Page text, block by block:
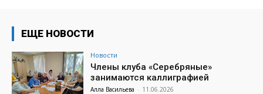
ЕЩЕ НОВОСТИ
Новости
Члены клуба «Серебряные»
занимаются каллиграфией
Алла Васильева - 11.06.2026